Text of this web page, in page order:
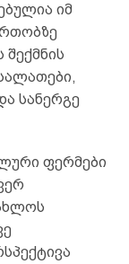
იმ
სანერგე
ფერმები